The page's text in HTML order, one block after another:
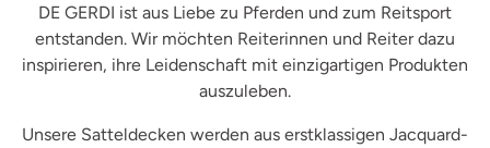
DE GERDI ist aus Liebe zu Pferden und zum Reitsport
entstanden. Wir möchten Reiterinnen und Reiter dazu
inspirieren, ihre Leidenschaft mit einzigartigen Produkten
auszuleben.
Unsere Satteldecken werden aus erstklassigen Jacquard-